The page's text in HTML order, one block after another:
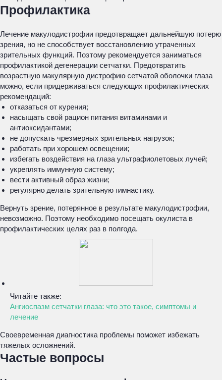
Профилактика
Лечение макулодистрофии предотвращает дальнейшую потерю
зрения, но не способствует восстановлению утраченных
зрительных функций. Поэтому рекомендуется заниматься
профилактикой дегенерации сетчатки. Предотвратить
возрастную макулярную дистрофию сетчатой оболочки глаза
можно, если придерживаться следующих профилактических
рекомендаций:
отказаться от курения;
насыщать свой рацион питания витаминами и
антиоксидантами;
не допускать чрезмерных зрительных нагрузок;
работать при хорошем освещении;
избегать воздействия на глаза ультрафиолетовых лучей;
укреплять иммунную систему;
вести активный образ жизни;
регулярно делать зрительную гимнастику.
Вернуть зрение, потерянное в результате макулодистрофии,
невозможно. Поэтому необходимо посещать окулиста в
профилактических целях раз в полгода.
Читайте также:
Ангиоспазм сетчатки глаза: что это такое, симптомы и
лечение
Своевременная диагностика проблемы поможет избежать
тяжелых осложнений.
Частые вопросы